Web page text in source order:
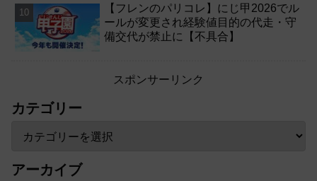
【フレンのパリコレ】にじ甲2026でル
ールが変更され経験値目的の代走・守
備交代が禁止に【不具合】
スポンサーリンク
カテゴリー
アーカイブ